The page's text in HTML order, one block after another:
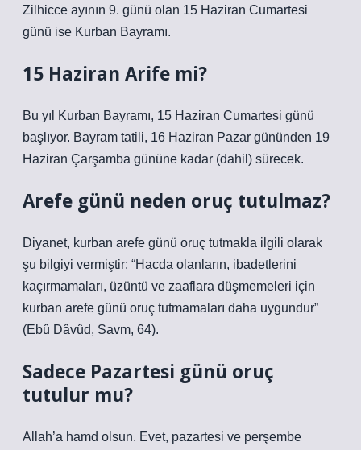
Zilhicce ayının 9. günü olan 15 Haziran Cumartesi
günü ise Kurban Bayramı.
15 Haziran Arife mi?
Bu yıl Kurban Bayramı, 15 Haziran Cumartesi günü
başlıyor. Bayram tatili, 16 Haziran Pazar gününden 19
Haziran Çarşamba gününe kadar (dahil) sürecek.
Arefe günü neden oruç tutulmaz?
Diyanet, kurban arefe günü oruç tutmakla ilgili olarak
şu bilgiyi vermiştir: “Hacda olanların, ibadetlerini
kaçırmamaları, üzüntü ve zaaflara düşmemeleri için
kurban arefe günü oruç tutmamaları daha uygundur”
(Ebû Dâvûd, Savm, 64).
Sadece Pazartesi günü oruç
tutulur mu?
Allah’a hamd olsun. Evet, pazartesi ve perşembe